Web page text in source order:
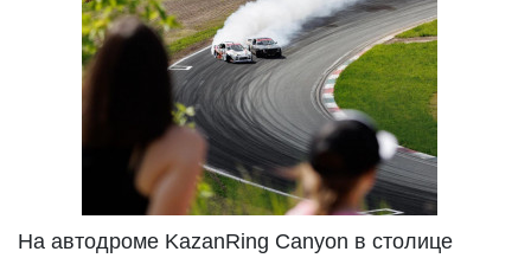
На автодроме KazanRing Canyon в столице